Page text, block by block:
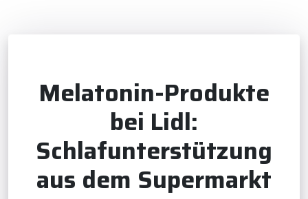
Melatonin-Produkte
bei Lidl:
Schlafunterstützung
aus dem Supermarkt